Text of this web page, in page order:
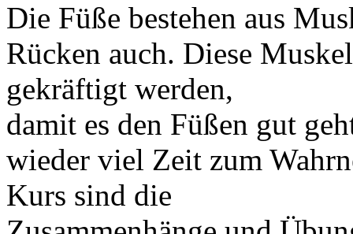
Die Füße bestehen aus
Rücken auch. Diese
gekräftigt werden,
damit es den Füßen gut
wieder viel Zeit zum
Kurs sind die